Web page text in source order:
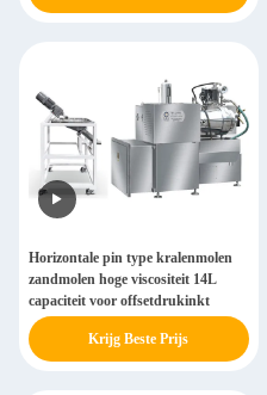
Horizontale pin type kralenmolen
zandmolen hoge viscositeit 14L
capaciteit voor offsetdrukinkt
Krijg Beste Prijs